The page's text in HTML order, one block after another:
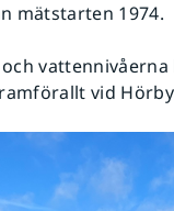
mätstarten 1974.
vid